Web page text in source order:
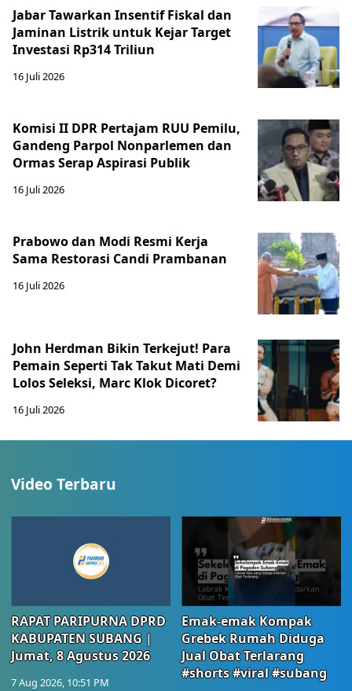
Jabar Tawarkan Insentif Fiskal dan
Jaminan Listrik untuk Kejar Target
Investasi Rp314 Triliun
16 Juli 2026
Komisi II DPR Pertajam RUU Pemilu,
Gandeng Parpol Nonparlemen dan
Ormas Serap Aspirasi Publik
16 Juli 2026
Prabowo dan Modi Resmi Kerja
Sama Restorasi Candi Prambanan
16 Juli 2026
John Herdman Bikin Terkejut! Para
Pemain Seperti Tak Takut Mati Demi
Lolos Seleksi, Marc Klok Dicoret?
16 Juli 2026
Video Terbaru
RAPAT PARIPURNA DPRD
KABUPATEN SUBANG |
Jumat, 8 Agustus 2026
7 Aug 2026, 10:51 PM
Emak-emak Kompak
Grebek Rumah Diduga
Jual Obat Terlarang
#shorts #viral #subang